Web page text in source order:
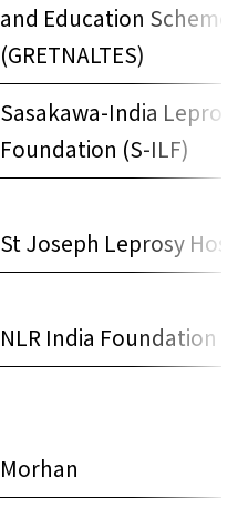
and Education Scheme
(GRETNALTES)
Sasakawa-India Leprosy
Foundation (S-ILF)
St Joseph Leprosy
NLR India Foundation
Morhan